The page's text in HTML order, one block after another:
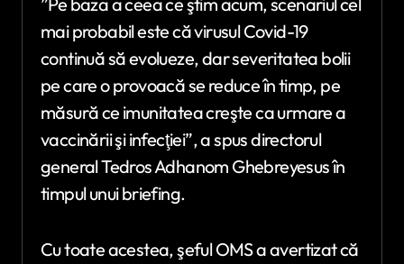
mai probabil este că virusul Covid-19
continuă să evolueze, dar severitatea bolii
pe care o provoacă se reduce în timp, pe
măsură ce imunitatea creşte ca urmare a
vaccinării şi infecţiei”, a spus directorul
general Tedros Adhanom Ghebreyesus în
timpul unui briefing.
Cu toate acestea, şeful OMS a avertizat că